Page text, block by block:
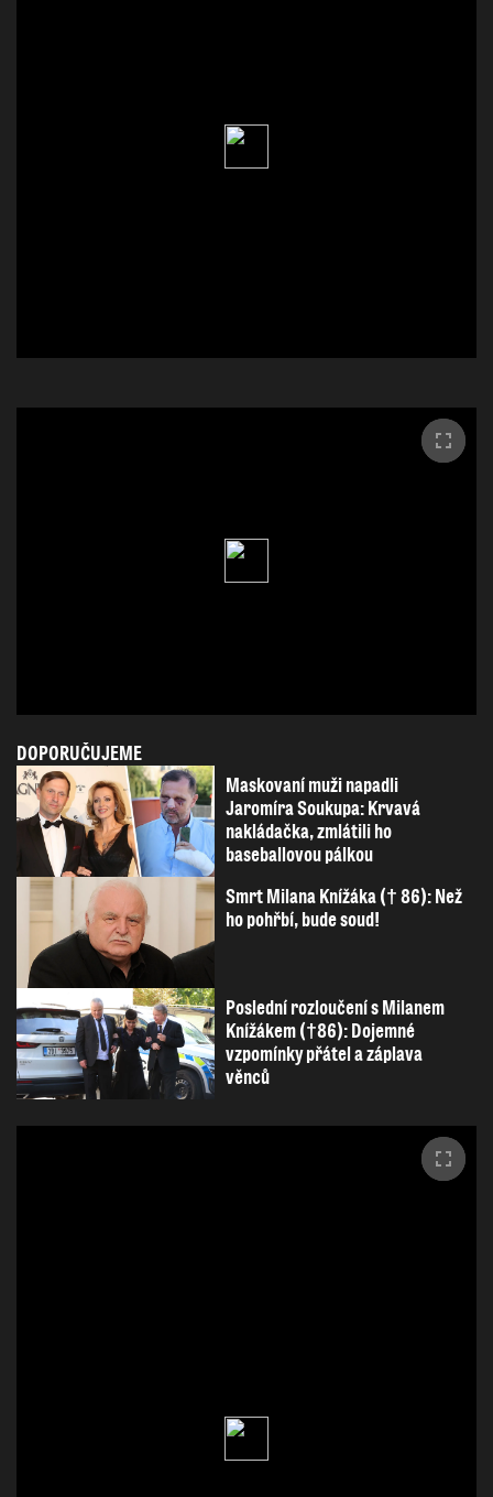
DOPORUČUJEME
Maskovaní muži napadli
Jaromíra Soukupa: Krvavá
nakládačka, zmlátili ho
baseballovou pálkou
Smrt Milana Knížáka († 86): Než
ho pohřbí, bude soud!
Poslední rozloučení s Milanem
Knížákem (†86): Dojemné
vzpomínky přátel a záplava
věnců